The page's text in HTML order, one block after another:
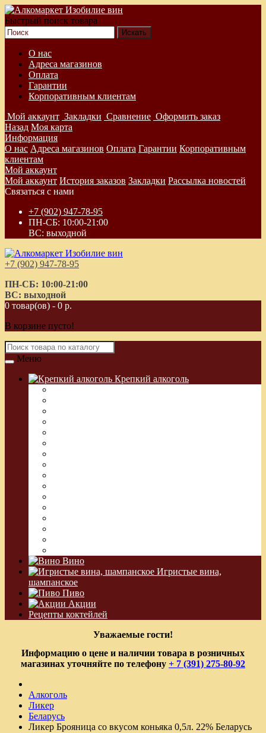
Быстрый поиск товара
О нас
Адреса магазинов
Оплата
Гарантии
Корпоративным клиентам
Мой аккаунт Закладки Сравнение Оформить заказ
Назад Моя карта
Информация
О нас Адреса магазинов Оплата Гарантии Корпоративным
клиентам
Мой аккаунт
Мой аккаунт История заказов Закладки Рассылка новостей
Связаться с нами
+7 (902) 947-78-95
ПН-СБ: 10:00-21:00
ВС: выходной
+7 (902) 947-78-95
ПН-СБ: 10:00-21:00
ВС: выходной
0 товар(ов) - 0 р.
В корзине пусто!
Меню
Крепкий алкоголь
Вино
Игристые вина,
шампанское
Пиво
Акции
Рецепты коктейлей
Уважаемые гости!
Информацию о цене и наличии товара в розничных
магазинах уточняйте по телефону + 7 (391) 275-80-92
Алкоголь
Ликер
Беларусь
Ликер Брояница со вкусом коньяка 0,5л. 22% Беларусь